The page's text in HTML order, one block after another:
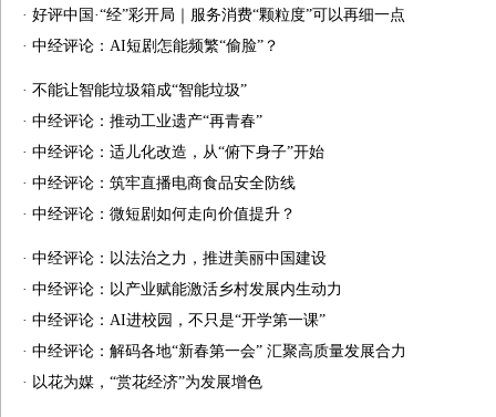
· 好评中国·“经”彩开局｜服务消费“颗粒度”可以再细一点
· 中经评论：AI短剧怎能频繁“偷脸”？
· 不能让智能垃圾箱成“智能垃圾”
· 中经评论：推动工业遗产“再青春”
· 中经评论：适儿化改造，从“俯下身子”开始
· 中经评论：筑牢直播电商食品安全防线
· 中经评论：微短剧如何走向价值提升？
· 中经评论：以法治之力，推进美丽中国建设
· 中经评论：以产业赋能激活乡村发展内生动力
· 中经评论：AI进校园，不只是“开学第一课”
· 中经评论：解码各地“新春第一会” 汇聚高质量发展合力
· 以花为媒，“赏花经济”为发展增色